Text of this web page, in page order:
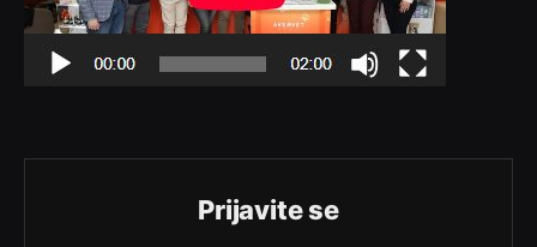
Prijavite se